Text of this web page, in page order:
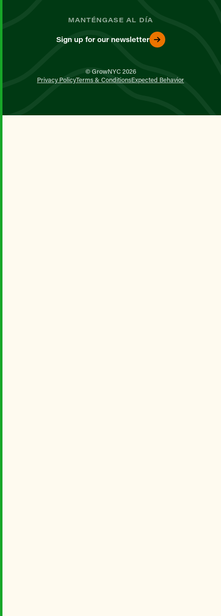
MANTÉNGASE AL DÍA
Sign up for our newsletter
© GrowNYC 2026
Privacy PolicyTerms & ConditionsExpected Behavior